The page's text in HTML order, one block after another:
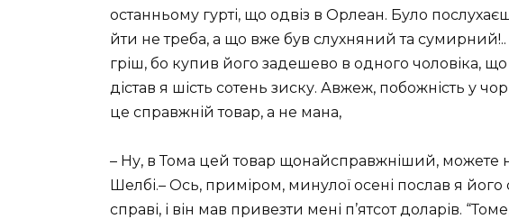
останньому гурті, що одвіз в Орлеан. Було
йти не треба, а що вже був слухняний та
гріш, бо купив його задешево в одного чоловіка,
дістав я шість сотень зиску. Авжеж, побожність у
це справжній товар, а не мана,
– Ну, в Тома цей товар щонайсправжніший, можете
Шелбі.– Ось, приміром, минулої осені послав я його
справі, і він мав привезти мені п’ятсот доларів.